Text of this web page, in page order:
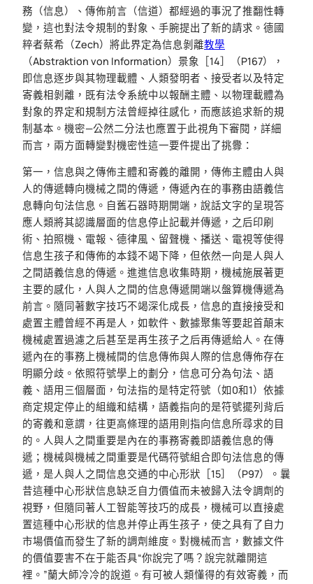
務（信息）、傳佈前言（信道）都經過的事況了推翻性轉
變，這也對法令規制的對象、手腕提出了新的請求。德國
粹者蔡希（Zech）將此界定為信息剝離教學
（Abstraktion von Information）景象［14］（P167），
即信息逐步與其物理載體、人類發明者、接受者以及特定
寄義相剝離，既有法令系統中以報酬主體、以物理載體為
對象的界定和規制方法曾經掉往感化，而應該追求新的規
制基本。機密—公然二分法也應置于此視角下審閱，詳細
而言，兩方面轉變對機密性這一要件提出了挑釁：
第一，信息與之傳佈主體和寄義的離開，傳佈主體由人與
人的傳遞轉向機械之間的傳遞，傳遞內在的事務由語義信
息轉向句法信息。自舊石器時期開端，說話文字的呈現答
應人類將其認識層面的信息停止記載并傳遞，之后印刷
術、拍照機、電報、德律風、留聲機、播送、電視等使得
信息生孩子和傳佈的本錢不竭下降，但依然一向是人與人
之間語義信息的傳遞。進進信息收集時期，機械施展著更
主要的感化，人與人之間的信息傳遞開端以盤算機傳遞為
前言。隨同著數字技巧不竭深化成長，信息的直接接受和
處置主體曾經不再是人，如軟件、數據聚集等要起首顛末
機械處置過濾之后甚至是再生孩子之后再傳遞給人。在傳
遞內在的事務上機械間的信息傳佈與人際的信息傳佈存在
明顯分歧。依照符號學上的劃分，信息可分為句法、語
義、語用三個層面，句法指的是特定符號（如0和1）依據
商定規定停止的組織和結構，語義指向的是符號擺列背后
的寄義和意謂，往更高條理的語用則指向信息所尋求的目
的。人與人之間重要是內在的事務寄義即語義信息的傳
遞；機械與機械之間重要是代碼符號組合即句法信息的傳
遞，是人與人之間信息交通的中心形狀［15］（P97）。曩
昔這種中心形狀信息缺乏自力價值而未被歸入法令調劑的
視野，但隨同著人工智能等技巧的成長，機械可以直接處
置這種中心形狀的信息并停止再生孩子，使之具有了自力
市場價值而發生了新的調劑維度。對機械而言，數據文件
的價值要害不在于能否具“你說完了嗎？說完就離開這
裡。”蘭大師冷冷的說道。有可被人類懂得的有效寄義，而